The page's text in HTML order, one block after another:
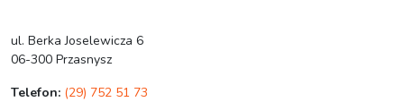
ul. Berka Joselewicza 6
06-300 Przasnysz
Telefon: (29) 752 51 73